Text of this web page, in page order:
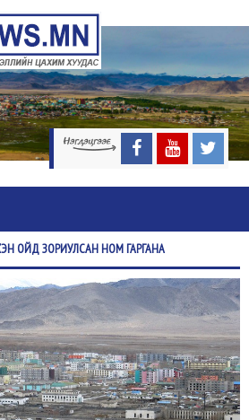
ОЙД ЗОРИУЛСАН НОМ ГАРГАНА